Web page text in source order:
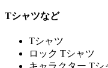
Tシャツなど
Tシャツ
ロック Tシャツ